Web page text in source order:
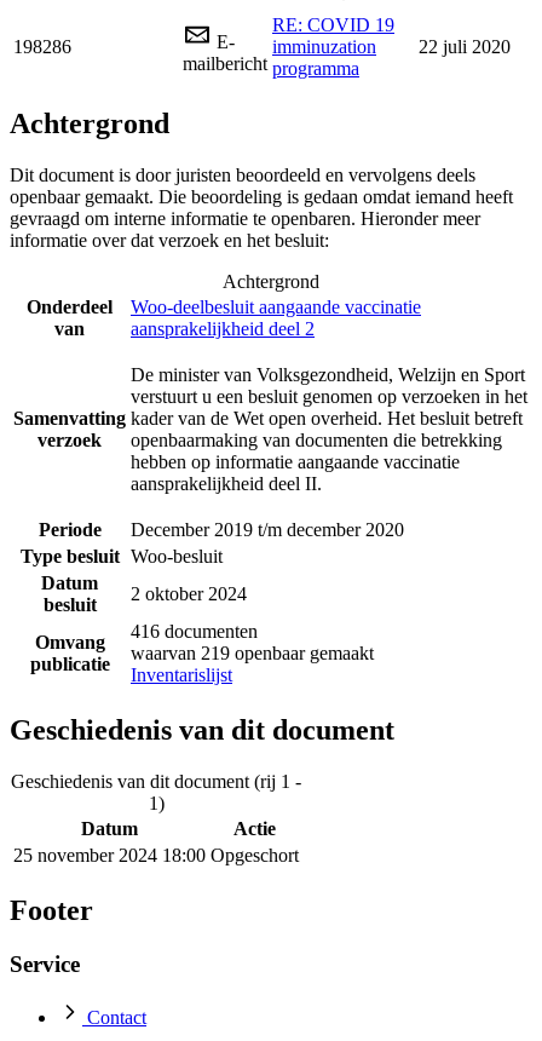
198286
E-
mailbericht
RE: COVID 19
imminuzation
programma
22 juli 2020
Achtergrond
Dit document is door juristen beoordeeld en vervolgens deels
openbaar gemaakt. Die beoordeling is gedaan omdat iemand heeft
gevraagd om interne informatie te openbaren. Hieronder meer
informatie over dat verzoek en het besluit:
Achtergrond
Onderdeel
van
Woo-deelbesluit aangaande vaccinatie
aansprakelijkheid deel 2
Samenvatting
verzoek
De minister van Volksgezondheid, Welzijn en Sport
verstuurt u een besluit genomen op verzoeken in het
kader van de Wet open overheid. Het besluit betreft
openbaarmaking van documenten die betrekking
hebben op informatie aangaande vaccinatie
aansprakelijkheid deel II.
Periode
December 2019 t/m december 2020
Type besluit Woo-besluit
Datum
besluit
2 oktober 2024
Omvang
publicatie
416 documenten
waarvan 219 openbaar gemaakt
Inventarislijst
Geschiedenis van dit document
Geschiedenis van dit document (rij 1 -
1)
Datum
Actie
25 november 2024 18:00 Opgeschort
Footer
Service
Contact